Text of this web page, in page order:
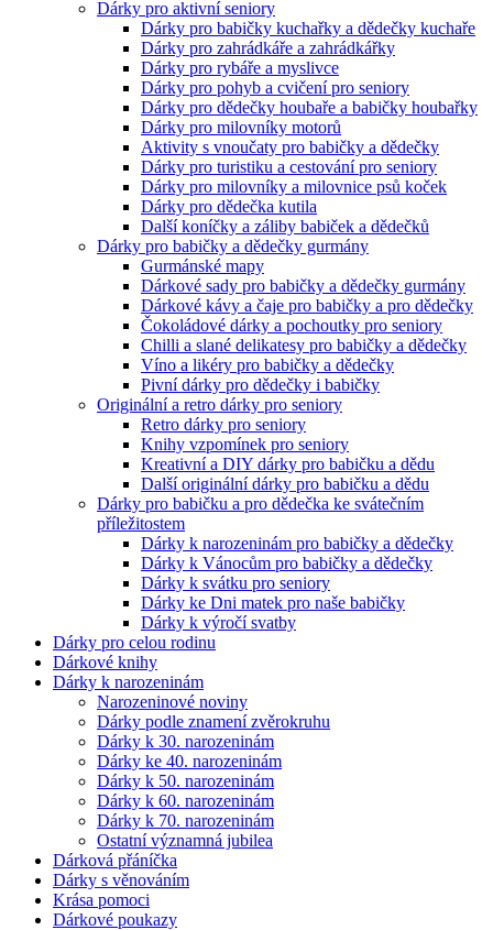
Dárky pro aktivní seniory
Dárky pro babičky kuchařky a dědečky kuchaře
Dárky pro zahrádkáře a zahrádkářky
Dárky pro rybáře a myslivce
Dárky pro pohyb a cvičení pro seniory
Dárky pro dědečky houbaře a babičky houbařky
Dárky pro milovníky motorů
Aktivity s vnoučaty pro babičky a dědečky
Dárky pro turistiku a cestování pro seniory
Dárky pro milovníky a milovnice psů koček
Dárky pro dědečka kutila
Další koníčky a záliby babiček a dědečků
Dárky pro babičky a dědečky gurmány
Gurmánské mapy
Dárkové sady pro babičky a dědečky gurmány
Dárkové kávy a čaje pro babičky a pro dědečky
Čokoládové dárky a pochoutky pro seniory
Chilli a slané delikatesy pro babičky a dědečky
Víno a likéry pro babičky a dědečky
Pivní dárky pro dědečky i babičky
Originální a retro dárky pro seniory
Retro dárky pro seniory
Knihy vzpomínek pro seniory
Kreativní a DIY dárky pro babičku a dědu
Další originální dárky pro babičku a dědu
Dárky pro babičku a pro dědečka ke svátečním
příležitostem
Dárky k narozeninám pro babičky a dědečky
Dárky k Vánocům pro babičky a dědečky
Dárky k svátku pro seniory
Dárky ke Dni matek pro naše babičky
Dárky k výročí svatby
Dárky pro celou rodinu
Dárkové knihy
Dárky k narozeninám
Narozeninové noviny
Dárky podle znamení zvěrokruhu
Dárky k 30. narozeninám
Dárky ke 40. narozeninám
Dárky k 50. narozeninám
Dárky k 60. narozeninám
Dárky k 70. narozeninám
Ostatní významná jubilea
Dárková přáníčka
Dárky s věnováním
Krása pomoci
Dárkové poukazy